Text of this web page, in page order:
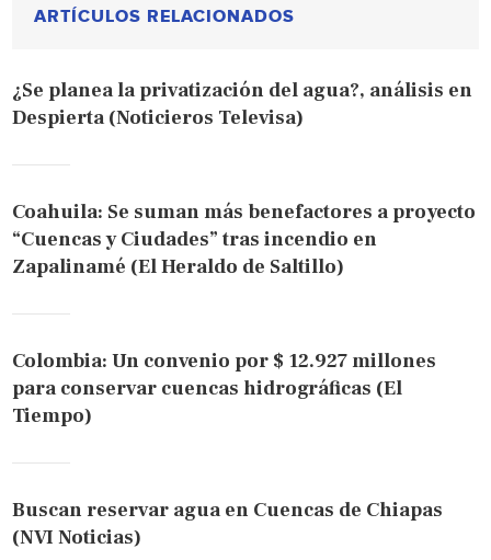
ARTÍCULOS RELACIONADOS
¿Se planea la privatización del agua?, análisis en
Despierta (Noticieros Televisa)
Coahuila: Se suman más benefactores a proyecto
“Cuencas y Ciudades” tras incendio en
Zapalinamé (El Heraldo de Saltillo)
Colombia: Un convenio por $ 12.927 millones
para conservar cuencas hidrográficas (El
Tiempo)
Buscan reservar agua en Cuencas de Chiapas
(NVI Noticias)